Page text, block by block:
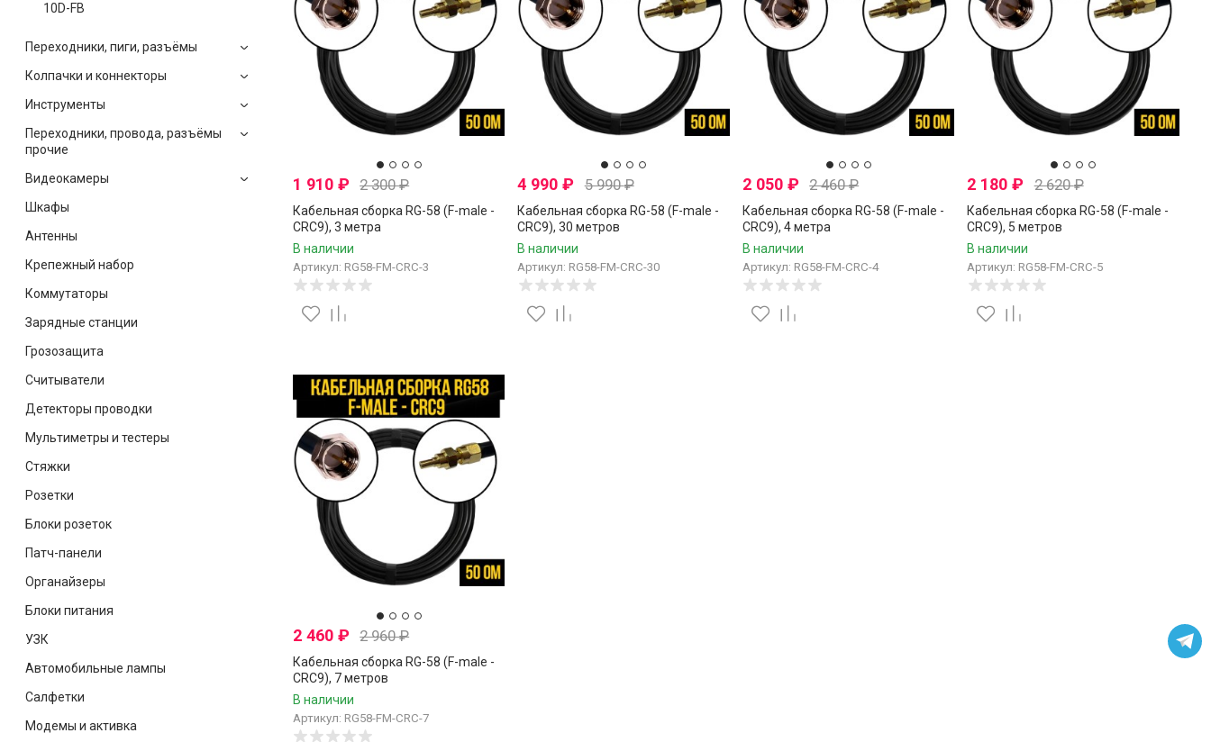
10D-FB
Переходники, пиги, разъёмы
Колпачки и коннекторы
Инструменты
Переходники, провода, разъёмы
прочие
Видеокамеры
Шкафы
Антенны
Крепежный набор
Коммутаторы
Зарядные станции
Грозозащита
Считыватели
Детекторы проводки
Мультиметры и тестеры
Стяжки
Розетки
Блоки розеток
Патч-панели
Органайзеры
Блоки питания
УЗК
Автомобильные лампы
Салфетки
Модемы и активка
1 910 ₽ 2 300₽
Кабельная сборка RG-58 (F-male -
CRC9), 3 метра
В наличии
Артикул: RG58-FM-CRC-3
4 990₽ 5 990₽
Кабельная сборка RG-58 (F-male -
CRC9), 30 метров
В наличии
Артикул: RG58-FM-CRC-30
2 050 ₽ 2 460₽
Кабельная сборка RG-58 (F-male -
CRC9), 4 метра
В наличии
Артикул: RG58-FM-CRC-4
2 180₽ 2 620₽
Кабельная сборка RG-58 (F-male -
CRC9), 5 метров
В наличии
Артикул: RG58-FM-CRC-5
2 460 ₽ 2 960₽
Кабельная сборка RG-58 (F-male -
CRC9), 7 метров
В наличии
Артикул: RG58-FM-CRC-7